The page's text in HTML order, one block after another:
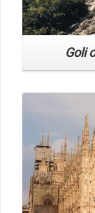
Goli